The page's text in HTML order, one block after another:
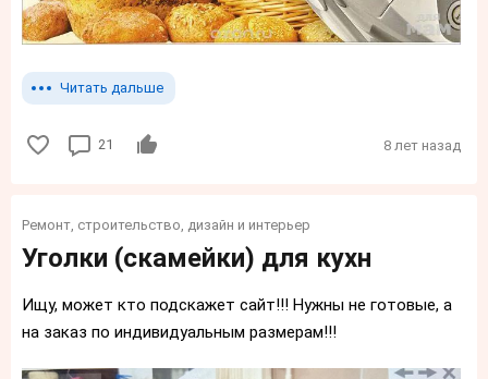
Читать дальше
21 8 лет назад
Ремонт, строительство, дизайн и интерьер
Уголки (скамейки) для кухн
Ищу, может кто подскажет сайт!!! Нужны не готовые, а
на заказ по индивидуальным размерам!!!